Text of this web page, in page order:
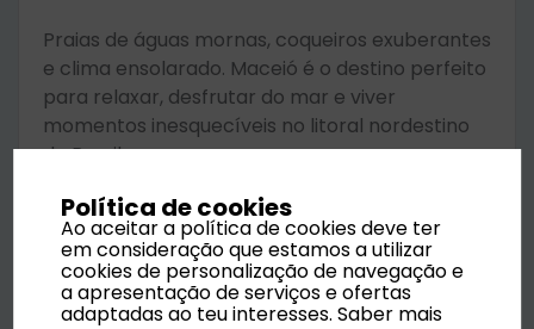
Praias de águas mornas, coqueiros exuberantes
e clima ensolarado. Maceió é o destino perfeito
para relaxar, desfrutar do mar e viver
momentos inesquecíveis no litoral nordestino
do Brasil.
Desde1370 €
por pessoa
Saber mais
Política de cookies
Ao aceitar a política de cookies deve ter
em consideração que estamos a utilizar
cookies de personalização de navegação e
a apresentação de serviços e ofertas
adaptadas ao teu interesses.Saber mais